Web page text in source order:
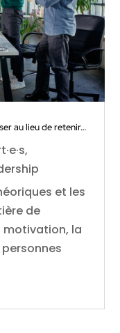
au lieu de retenir…
,
et les
de
la